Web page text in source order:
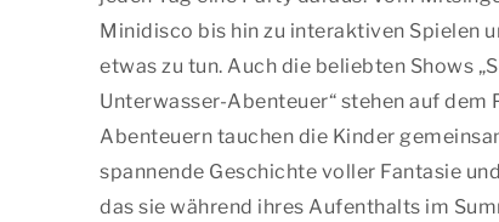
Minidisco bis hin zu interaktiven Spielen
etwas zu tun. Auch die beliebten Shows
Unterwasser-Abenteuer“ stehen auf dem
Abenteuern tauchen die Kinder
spannende Geschichte voller Fantasie
das sie während ihres Aufenthalts im